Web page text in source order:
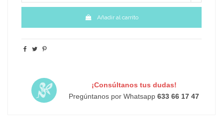
Añadir al carrito
¡Consúltanos tus dudas!
Pregúntanos por Whatsapp633 66 17 47